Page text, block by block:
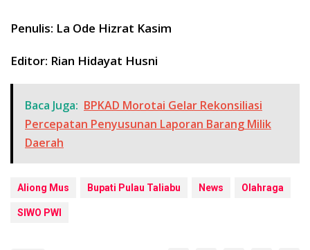
Penulis: La Ode Hizrat Kasim
Editor: Rian Hidayat Husni
Baca Juga: BPKAD Morotai Gelar Rekonsiliasi
Percepatan Penyusunan Laporan Barang Milik
Daerah
Aliong Mus Bupati Pulau Taliabu News Olahraga
SIWO PWI